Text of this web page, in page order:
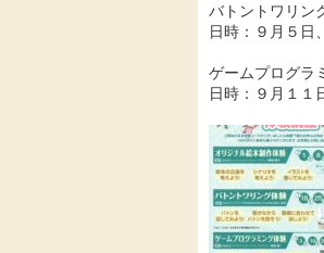
バトントワリン
日時：９月５日
ゲームプログラ
日時：９月１１